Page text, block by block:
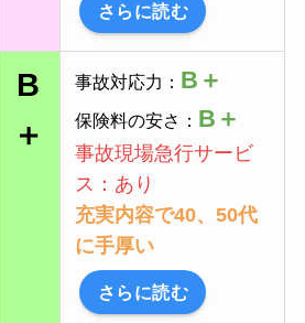
さらに読む
B
＋
事故対応力： B＋
保険料の安さ： B ＋
事故現場急行サービ
ス：あり
充実内容で40、50代
に手厚い
さらに読む